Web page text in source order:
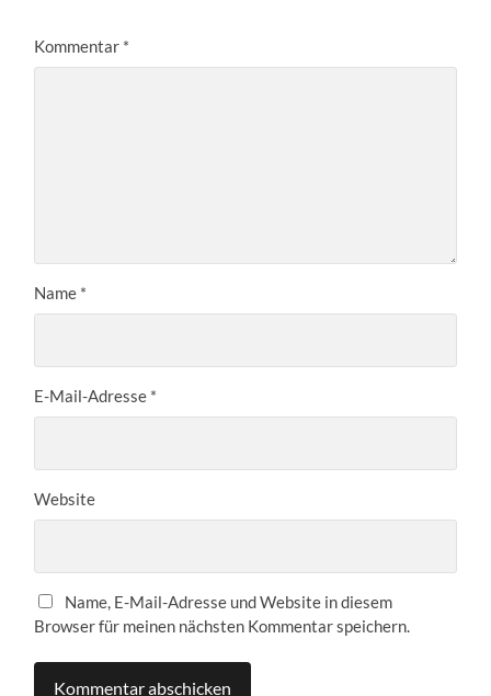
Kommentar *
Name *
E-Mail-Adresse *
Website
Name, E-Mail-Adresse und Website in diesem
Browser für meinen nächsten Kommentar speichern.